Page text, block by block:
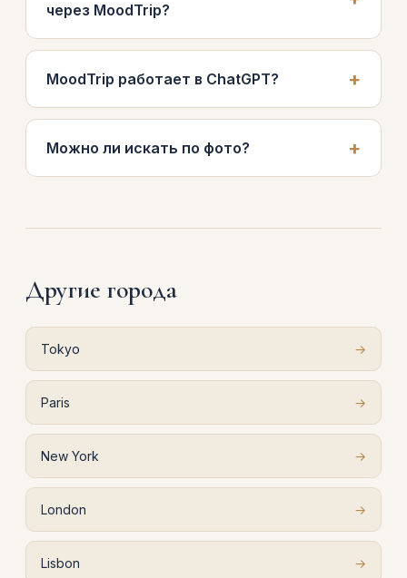
через MoodTrip?
MoodTrip работает в ChatGPT?
Можно ли искать по фото?
Другие города
Tokyo →
Paris →
New York →
London →
Lisbon →